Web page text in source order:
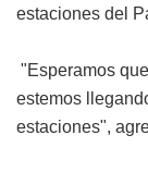
estaciones del
"Esperamos
estemos
estaciones",